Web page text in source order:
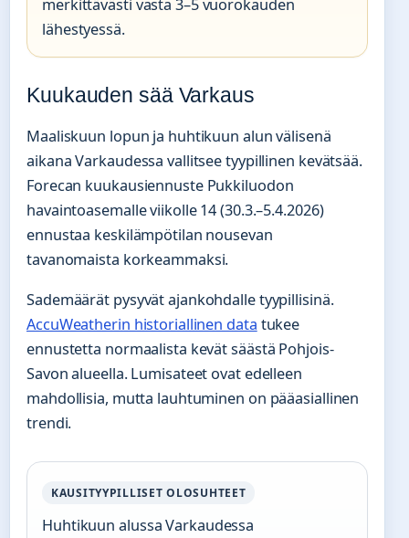
merkittävästi vasta 3–5 vuorokauden
lähestyessä.
Kuukauden sää Varkaus
Maaliskuun lopun ja huhtikuun alun välisenä
aikana Varkaudessa vallitsee tyypillinen kevätsää.
Forecan kuukausiennuste Pukkiluodon
havaintoasemalle viikolle 14 (30.3.–5.4.2026)
ennustaa keskilämpötilan nousevan
tavanomaista korkeammaksi.
Sademäärät pysyvät ajankohdalle tyypillisinä.
AccuWeatherin historiallinen data tukee
ennustetta normaalista kevät säästä Pohjois-
Savon alueella. Lumisateet ovat edelleen
mahdollisia, mutta lauhtuminen on pääasiallinen
trendi.
KAUSITYYPILLISET OLOSUHTEET
Huhtikuun alussa Varkaudessa